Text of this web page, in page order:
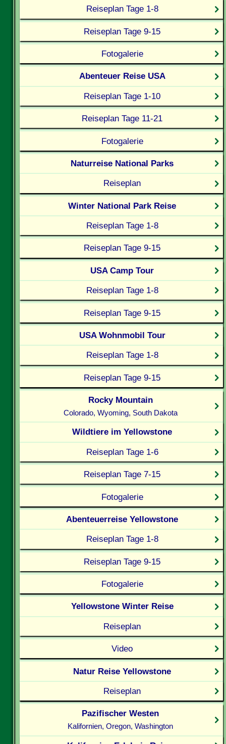
Reiseplan Tage 1-8
Reiseplan Tage 9-15
Fotogalerie
Abenteuer Reise USA
Reiseplan Tage 1-10
Reiseplan Tage 11-21
Fotogalerie
Naturreise National Parks
Reiseplan
Winter National Park Reise
Reiseplan Tage 1-8
Reiseplan Tage 9-15
USA Camp Tour
Reiseplan Tage 1-8
Reiseplan Tage 9-15
USA Wohnmobil Tour
Reiseplan Tage 1-8
Reiseplan Tage 9-15
Rocky Mountain
Colorado, Wyoming, South Dakota
Wildtiere im Yellowstone
Reiseplan Tage 1-6
Reiseplan Tage 7-15
Fotogalerie
Abenteuerreise Yellowstone
Reiseplan Tage 1-8
Reiseplan Tage 9-15
Fotogalerie
Yellowstone Winter Reise
Reiseplan
Video
Natur Reise Yellowstone
Reiseplan
Pazifischer Westen
Kalifornien, Oregon, Washington